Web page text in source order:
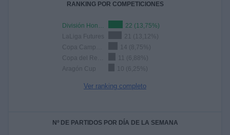
RANKING POR COMPETICIONES
División Honor Juvenil
22 (13,75%)
LaLiga Futures
21 (13,12%)
14 (8,75%)
11 (6,88%)
Aragón Cup
10 (6,25%)
Ver ranking completo
Nº DE PARTIDOS POR DÍA DE LA SEMANA